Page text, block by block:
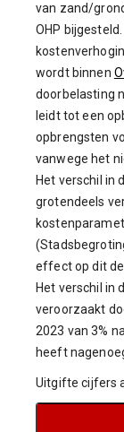
van zand/
OHP
wordt binnen
doorbelasting
leidt tot een
opbrengsten
vanwege het
Het verschil in
grotendeels
effect op dit
Het verschil in
veroorzaakt
2023 van 3%
heeft
Uitgifte cijfers